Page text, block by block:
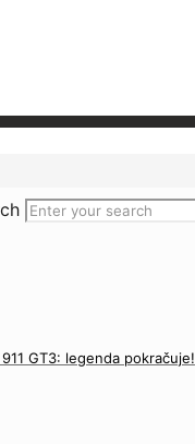
GT3: legenda pokračuje!